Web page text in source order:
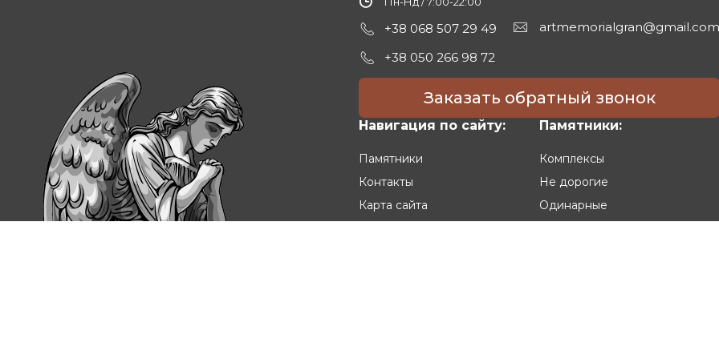
+38 068 507 29 49
+38 050 266 98 72
artmemorialgran@gmail.com
Заказать обратный звонок
Навигация по сайту:
Памятники
Контакты
Карта сайта
Памятники:
Комплексы
Не дорогие
Одинарные